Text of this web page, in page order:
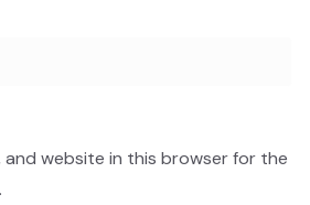
and website in this browser for the